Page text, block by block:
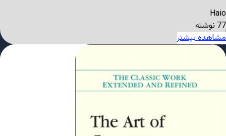
Haio
77 نوشته
مشاهده بیشتر